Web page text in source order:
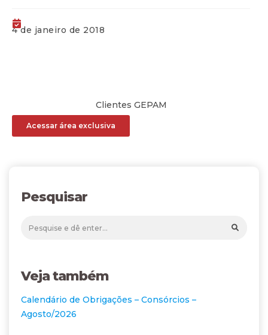
4 de janeiro de 2018
Clientes GEPAM
Acessar área exclusiva
Pesquisar
Veja também
Calendário de Obrigações – Consórcios –
Agosto/2026